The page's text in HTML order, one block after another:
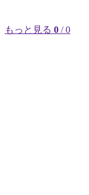
もっと見る 0 / 0